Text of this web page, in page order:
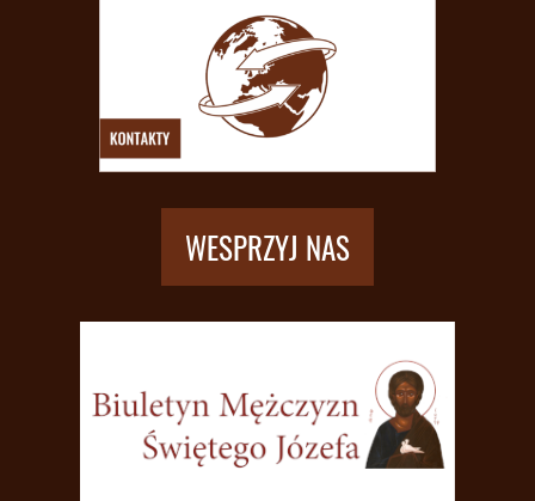
WESPRZYJ NAS